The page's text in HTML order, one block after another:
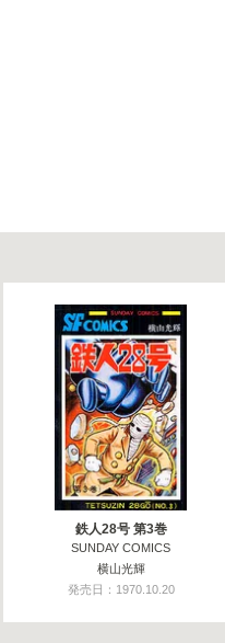
鉄人28号 第3巻
SUNDAY COMICS
横山光輝
発売日：1970.10.20